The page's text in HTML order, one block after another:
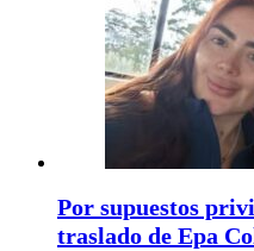
Por supuestos
traslado de Epa